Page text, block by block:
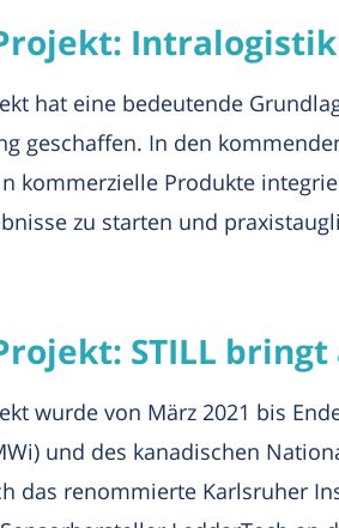
hat eine bedeutende
geschaffen. In den
kommerzielle Produkte
zu starten und
STILL
wurde von März 2021 bis
und des kanadischen
das renommierte Karlsruher